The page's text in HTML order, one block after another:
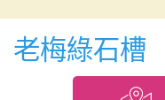
老梅綠石